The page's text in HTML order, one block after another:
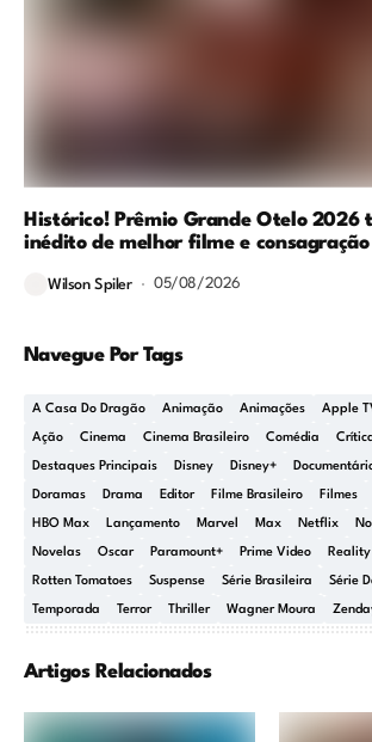
Histórico! Prêmio Grande Otelo 2026
inédito de melhor filme e consagração
Wilson Spiler 05/08/2026
Navegue Por Tags
A Casa Do Dragão Animação Animações Apple
Ação Cinema Cinema Brasileiro Comédia
Destaques Principais Disney Disney+
Doramas Drama Editor Filme Brasileiro Filmes
HBO Max Lançamento Marvel Max Netflix
Novelas Oscar Paramount+ Prime Video Reality
Rotten Tomatoes Suspense Série Brasileira Série
Temporada Terror Thriller Wagner Moura
Artigos Relacionados